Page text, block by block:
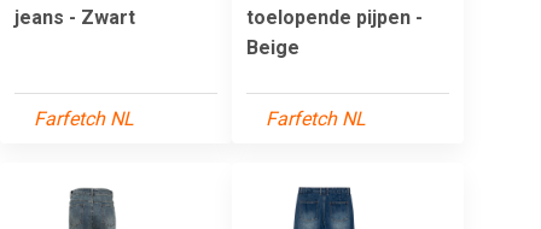
jeans - Zwart
Farfetch NL
toelopende pijpen -
Beige
Farfetch NL